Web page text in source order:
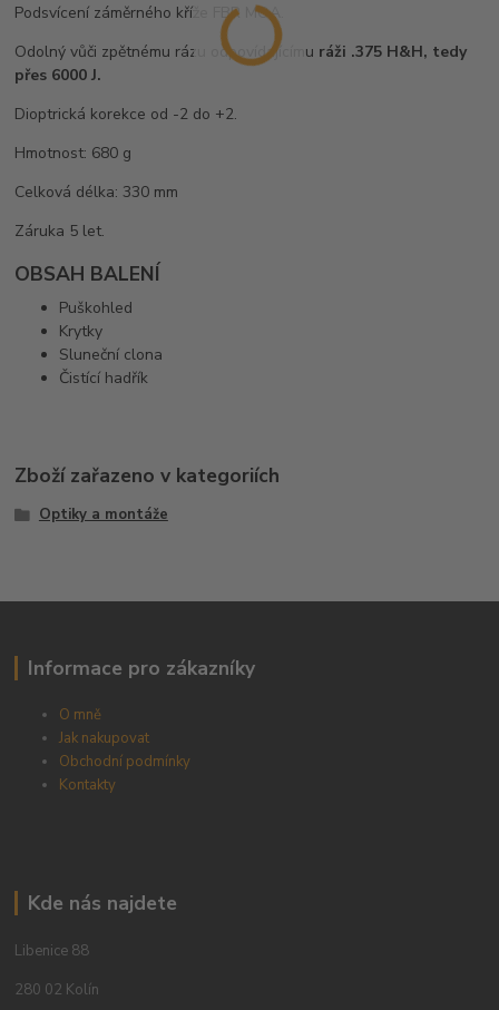
Podsvícení záměrného kříže FBR MOA.
Odolný vůči zpětnému rázu odpovídajícímu ráži .375 H&H, tedy
přes 6000 J.
Dioptrická korekce od -2 do +2.
Hmotnost: 680 g
Celková délka: 330 mm
Záruka 5 let.
OBSAH BALENÍ
Puškohled
Krytky
Sluneční clona
Čistící hadřík
Zboží zařazeno v kategoriích
Optiky a montáže
Informace pro zákazníky
O mně
Jak nakupovat
Obchodní podmínky
Kontakty
Kde nás najdete
Libenice 88
280 02 Kolín